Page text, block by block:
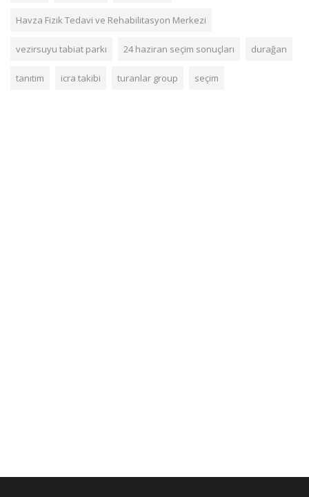
Havza Fizik Tedavi ve Rehabilitasyon Merkezi
vezirsuyu tabiat parkı 24 haziran seçim sonuçları durağan
tanıtım icra takibi turanlar group seçim